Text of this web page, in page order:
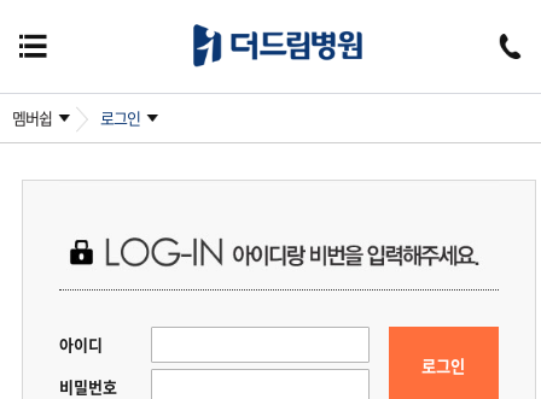
멤버쉽 로그인
아이디
비밀번호
로그인